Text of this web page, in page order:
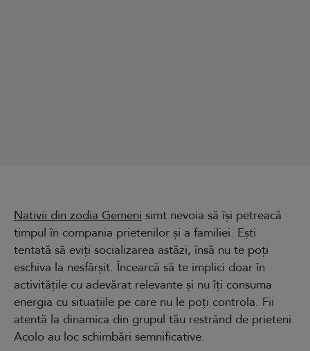
Nativii din zodia Gemeni simt nevoia să își petreacă
timpul în compania prietenilor și a familiei. Ești
tentată să eviți socializarea astăzi, însă nu te poți
eschiva la nesfârșit. Încearcă să te implici doar în
activitățile cu adevărat relevante și nu îți consuma
energia cu situațiile pe care nu le poți controla. Fii
atentă la dinamica din grupul tău restrând de prieteni.
Acolo au loc schimbări semnificative.